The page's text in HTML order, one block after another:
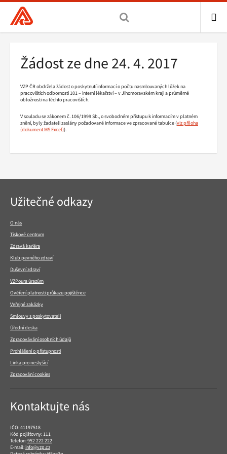
Všeobecná
zdravotní
hlavní
Drobečková
navigace
Žádost ze dne 24. 4. 2017
VZP ČR obdržela žádost o poskytnutí informací o počtu nasmlouvaných lůžek na
pracovištích odbornosti 101 – interní lékařství – v Jihomoravském kraji a průměrné
obložnosti na těchto pracovištích.
V souladu se zákonem č. 106/1999 Sb., o svobodném přístupu k informacím v platném
znění, byly žadateli zaslány požadované informace ve zpracované tabulce (viz příloha
).
Navigace
v
Užitečné odkazy
O nás
Tiskové centrum
Zdravá kariéra
Klub pevného zdraví
Duševní zdraví
VZPoura úrazům
Ověření platnosti průkazu pojištěnce
Veřejné zakázky
Smlouvy s poskytovateli
Úřední deska
Zpracovávání osobních údajů
Prohlášení o přístupnosti
Linka pro neslyšící
Zpracování cookies
Kontaktujte nás
IČO: 41197518
Kód pojišťovny: 111
Telefon:952 222 222
E-mail:info@vzp.cz